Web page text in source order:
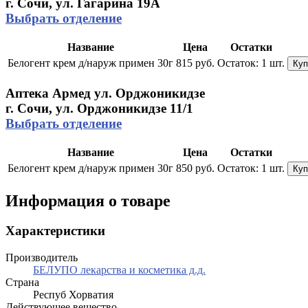
г. Сочи, ул. Гагарина 19А
Выбрать отделение
Название Цена
Остатки
Белогент крем д/наруж примен 30г 815 руб. Остаток: 1 шт.
Аптека Армед ул. Орджоникидзе
г. Сочи, ул. Орджоникидзе 11/1
Выбрать отделение
Название Цена
Остатки
Белогент крем д/наруж примен 30г 850 руб. Остаток: 1 шт.
Информация о товаре
Характеристики
Производитель
БЕЛУПО лекарства и косметика д.д.
Страна
Респуб Хорватия